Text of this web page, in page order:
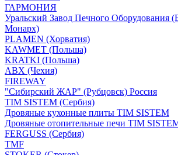
ГАРМОНИЯ
Уральский Завод Печного Оборудования
Монарх)
PLAMEN (Хорватия)
KAWMET (Польша)
KRATKI (Польша)
ABX (Чехия)
FIREWAY
"Сибирский ЖАР" (Рубцовск) Россия
TIM SISTEM (Сербия)
Дровяные кухонные плиты TIM SISTEM
Дровяные отопительные печи TIM
FERGUSS (Сербия)
TMF